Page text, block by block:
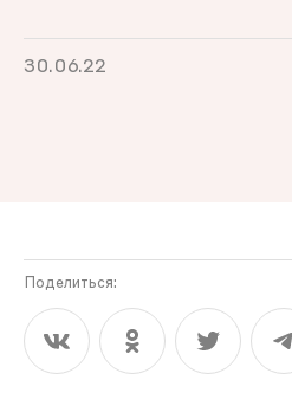
30.06.22
Поделиться: